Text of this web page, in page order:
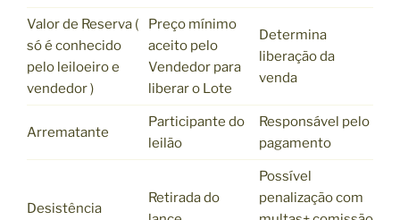
Valor de Reserva (
só é conhecido
pelo leiloeiro e
vendedor )
Preço mínimo
aceito pelo
Vendedor para
liberar o Lote
Determina
liberação da
venda
Arrematante
Participante do
leilão
Responsável pelo
pagamento
Desistência
Retirada do
Possível
penalização com